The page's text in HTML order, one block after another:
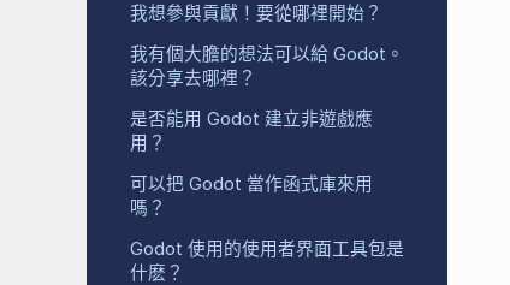
我想參與貢獻！要從哪裡開始？
我有個大膽的想法可以給 Godot。
該分享去哪裡？
是否能用 Godot 建立非遊戲應
用？
可以把 Godot 當作函式庫來用
嗎？
Godot 使用的使用者界面工具包是
什麽？